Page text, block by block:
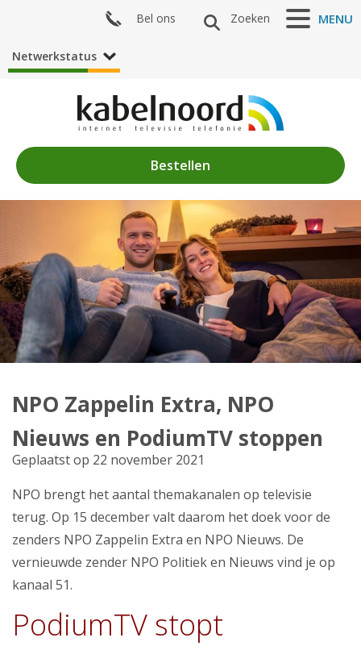
Algemeen
Acties
Zenderaanbod
Klantenservice
Mijn Kabelnoord
Zakelijk
Mijn webmail
Bestellen
MENU
Zoeken
Bel ons
Netwerkstatus
NPO Zappelin Extra, NPO
Nieuws en PodiumTV stoppen
Geplaatst op 22 november 2021
NPO brengt het aantal themakanalen op televisie
terug. Op 15 december valt daarom het doek voor de
zenders NPO Zappelin Extra en NPO Nieuws. De
vernieuwde zender NPO Politiek en Nieuws vind je op
kanaal 51.
PodiumTV stopt